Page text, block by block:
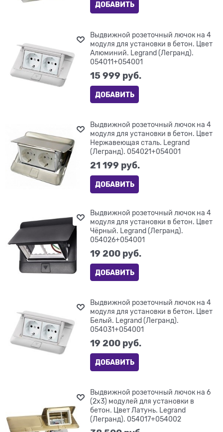
ДОБАВИТЬ
Выдвижной розеточный лючок на 4
модуля для установки в бетон. Цвет
Алюминий. Legrand (Легранд).
054011+054001
15 999 руб.
ДОБАВИТЬ
Выдвижной розеточный лючок на 4
модуля для установки в бетон. Цвет
Нержавеющая сталь. Legrand
(Легранд). 054021+054001
21 199 руб.
ДОБАВИТЬ
Выдвижной розеточный лючок на 4
модуля для установки в бетон. Цвет
Чёрный. Legrand (Легранд).
054026+054001
19 200 руб.
ДОБАВИТЬ
Выдвижной розеточный лючок на 4
модуля для установки в бетон. Цвет
Белый. Legrand (Легранд).
054031+054001
19 200 руб.
ДОБАВИТЬ
Выдвижной розеточный лючок на 6
(2х3) модулей для установки в
бетон. Цвет Латунь. Legrand
(Легранд). 054017+054002